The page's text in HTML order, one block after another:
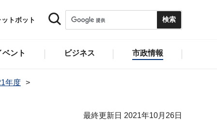
トボット
ント ビジネス 市政情報
年度
最終更新日 2021年10月26日